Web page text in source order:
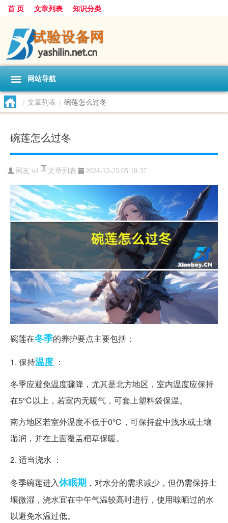
首 页 文章列表 知识分类
网站导航
> 文章列表 > 碗莲怎么过冬
碗莲怎么过冬
网友:wl 文章列表 2024-12-25 05:10:37
碗莲在冬季的养护要点主要包括：
1. 保持温度 ：
冬季应避免温度骤降，尤其是北方地区，室内温度应保持
在5℃以上，若室内无暖气，可套上塑料袋保温。
南方地区若室外温度不低于0℃，可保持盆中浅水或土壤
湿润，并在上面覆盖稻草保暖。
2. 适当浇水 ：
冬季碗莲进入休眠期 ，对水分的需求减少，但仍需保持土
壤微湿，浇水宜在中午气温较高时进行，使用晾晒过的水
以避免水温过低。